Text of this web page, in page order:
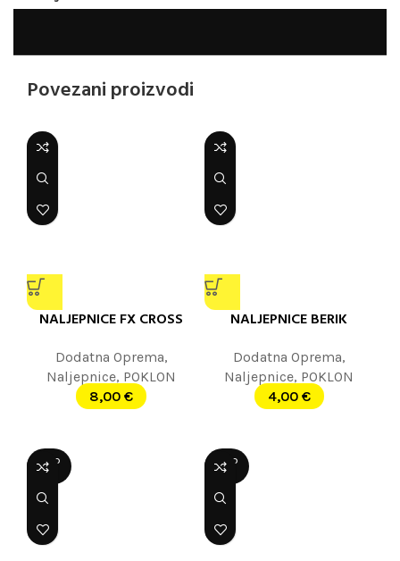
Povezani proizvodi
NALJEPNICE FX CROSS
Dodatna Oprema,
Naljepnice, POKLON
8,00 €
NALJEPNICE BERIK
Dodatna Oprema,
Naljepnice, POKLON
4,00 €
SOLD
OUT
SOLD
OUT